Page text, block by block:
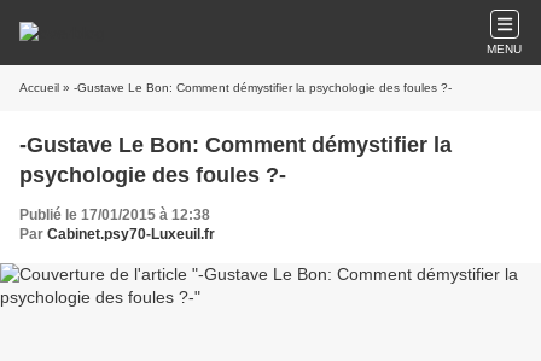
MENU
Accueil » -Gustave Le Bon: Comment démystifier la psychologie des foules ?-
-Gustave Le Bon: Comment démystifier la
psychologie des foules ?-
Publié le 17/01/2015 à 12:38
Par Cabinet.psy70-Luxeuil.fr